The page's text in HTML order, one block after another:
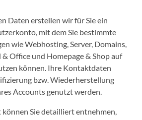
Daten erstellen wir für Sie ein
mit dem Sie bestimmte
wie Webhosting, Server, Domains,
& Office und Homepage & Shop auf
können. Ihre Kontaktdaten
bzw. Wiederherstellung
Accounts genutzt werden.
Sie detailliert entnehmen,